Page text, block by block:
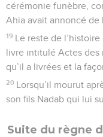
cérémonie funèbre,
Ahia avait annoncé de
19 Le reste de
livre intitulé Actes des
qu’il a livrées et la
20 Lorsqu’il mourut
son fils Nadab qui lui
Suite du règne